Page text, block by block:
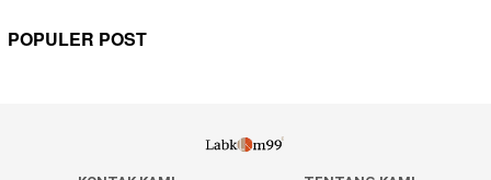
POPULER POST